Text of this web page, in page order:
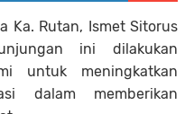
Ka. Rutan, Ismet Sitorus
ini dilakukan
untuk meningkatkan
dalam memberikan